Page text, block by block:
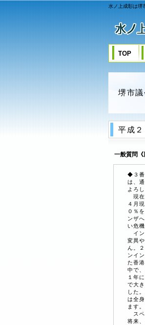
水ノ上成彰は堺
堺市
平成
一般質問《
◆３番
は、
よろ
現在
４月
０％
ンザ
い危
イン
変異
ん。
ンイ
た香
中で
１年
で大
した
は全
ます。
スペ
将来
TOP